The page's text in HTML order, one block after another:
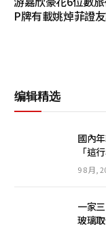
P牌有載姚焯菲證
编辑精选
國內
「這
9 8 月,
一家
玻璃